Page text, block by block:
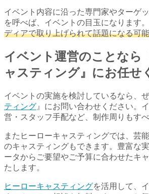
イベント内容に沿った専門家やターゲ
を呼べば、イベントの目玉になります。
ディアで取り上げられて話題になる可
イベント運営のことなら
ャスティング』にお任せ
イベントの実施を検討しているなら、
ティング 』にお問い合わせください。
営・スタッフ手配など、制作周りもす
またヒーローキャスティングでは、芸
のキャスティングもできます。豊富な
ータからご要望やご予算に合わせたキ
たします。
ヒーローキャスティングを活用して、